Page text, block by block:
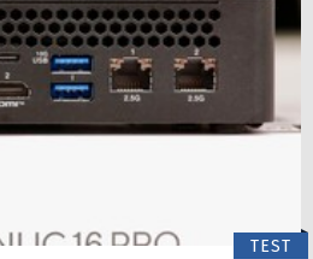
TEST